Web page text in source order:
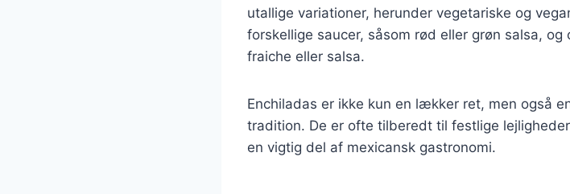
utallige variationer, herunder vegetariske og
forskellige saucer, såsom rød eller grøn salsa,
fraiche eller salsa.
Enchiladas er ikke kun en lækker ret, men også
tradition. De er ofte tilberedt til festlige
en vigtig del af mexicansk gastronomi.